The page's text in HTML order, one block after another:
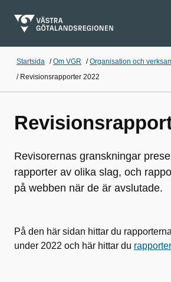
Startsida /Om VGR /Organisation och
/ Revisionsrapporter 2022
Revisorernas granskningar
rapporter av olika slag, och
på webben när de är avslutade.
På den här sidan hittar du
under 2022 och här hittar du